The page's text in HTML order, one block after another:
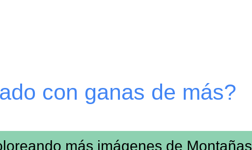
con ganas de más?
más imágenes de Montañas